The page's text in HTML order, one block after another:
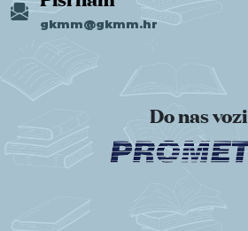
gkmm@gkmm.hr
Do nas vozi